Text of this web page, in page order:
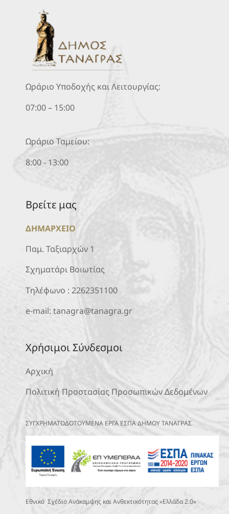
Ωράριο Υποδοχής και Λειτουργίας:
07:00 – 15:00
Ωράριο Ταμείου:
8:00 - 13:00
Βρείτε μας
ΔΗΜΑΡΧΕΙΟ
Παμ. Ταξιαρχών 1
Σχηματάρι Βοιωτίας
Τηλέφωνο : 2262351100
e-mail: tanagra@tanagra.gr
Χρήσιμοι Σύνδεσμοι
Αρχική
Πολιτική Προστασίας Προσωπικών Δεδομένων
ΣΥΓΧΡΗΜΑΤΟΔΟΤΟΥΜΕΝΑ ΕΡΓΑ ΕΣΠΑ ΔΗΜΟΥ ΤΑΝΑΓΡΑΣ
Εθνικό Σχέδιο Ανάκαμψης και Ανθεκτικότητας «Ελλάδα 2.0»